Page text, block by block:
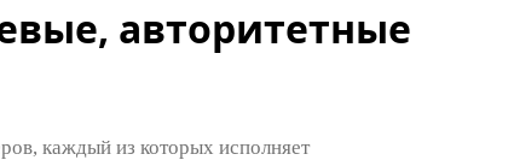
авторитетные
каждый из которых исполняет